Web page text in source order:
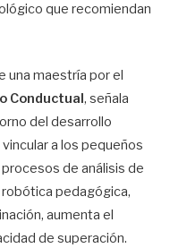
que recomiendan
una maestría por el
Conductual, señala
del desarrollo
a los pequeños
de análisis de
pedagógica,
aumenta el
de superación.